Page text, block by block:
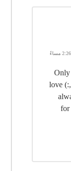
Only
love
for